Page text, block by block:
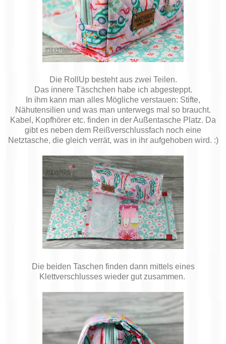
Die RollUp besteht aus zwei Teilen.
Das innere Täschchen habe ich abgesteppt.
In ihm kann man alles Mögliche verstauen: Stifte,
Nähutensilien und was man unterwegs mal so braucht.
Kabel, Kopfhörer etc. finden in der Außentasche Platz. Da
gibt es neben dem Reißverschlussfach noch eine
Netztasche, die gleich verrät, was in ihr aufgehoben wird. :)
Die beiden Taschen finden dann mittels eines
Klettverschlusses wieder gut zusammen.